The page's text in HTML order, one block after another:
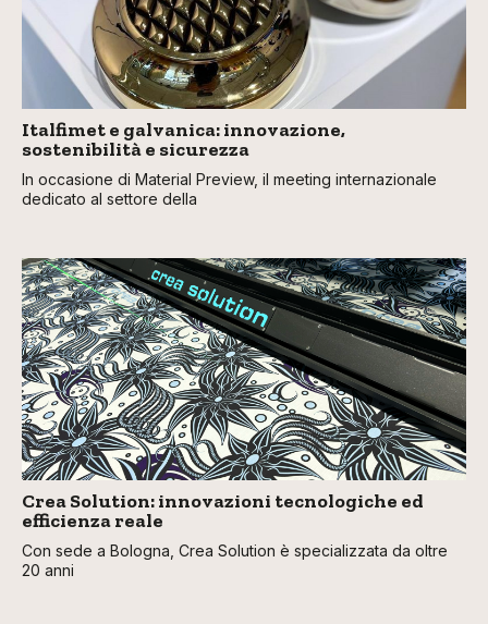
Italfimet e galvanica: innovazione,
sostenibilità e sicurezza
In occasione di Material Preview, il meeting internazionale
dedicato al settore della
Crea Solution: innovazioni tecnologiche ed
efficienza reale
Con sede a Bologna, Crea Solution è specializzata da oltre
20 anni